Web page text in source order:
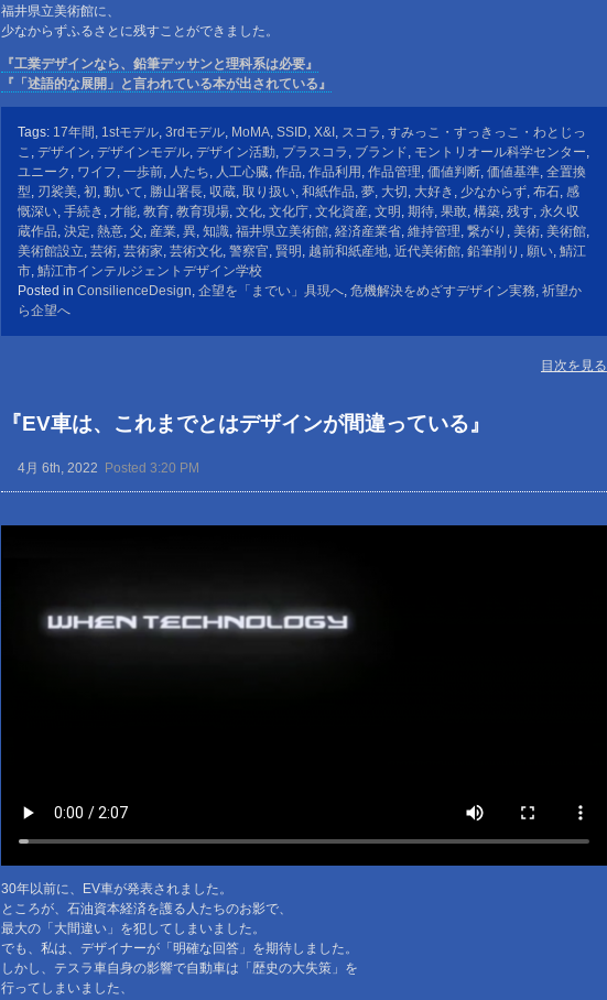
福井県立美術館に、
少なからずふるさとに残すことができました。
『工業デザインなら、鉛筆デッサンと理科系は必要』
『「述語的な展開」と言われている本が出されている』
Tags: 17年間 1stモデル 3rdモデル MoMA SSID X&I スコラ すみっこ・すっきっこ・わとじっ
こ
デザイン デザインモデル デザイン活動 プラスコラ ブランド モントリオール科学センター
ユニーク
ワイフ 一歩前 人たち 人工心臓 作品 作品利用 作品管理 価値判断 価値基準 全置換
型 刃裟美 初 動いて 勝山署長 収蔵 取り扱い 和紙作品 夢 大切 大好き 少なからず 布石 感
慨深い 手続き 才能 教育 教育現場 文化 文化庁 文化資産 文明 期待 果敢 構築 残す 永久収
蔵作品 決定 熱意 父 産業 異 知識 福井県立美術館 経済産業省 維持管理 繋がり 美術 美術館
美術館設立 芸術 芸術家 芸術文化 警察官 賢明 越前和紙産地 近代美術館 鉛筆削り 願い 鯖江
市 鯖江市インテルジェントデザイン学校
Posted in ConsilienceDesign 企望を「までい」具現へ 危機解決をめざすデザイン実務 祈望か
ら企望へ
目次を見る
『EV車は、これまでとはデザインが間違っている』
4月 6th, 2022 Posted 3:20 PM
30年以前に、EV車が発表されました。
ところが、石油資本経済を護る人たちのお影で、
最大の「大間違い」を犯してしまいました。
でも、私は、デザイナーが「明確な回答」を期待しました。
しかし、テスラ車自身の影響で自動車は「歴史の大失策」を
行ってしまいました、